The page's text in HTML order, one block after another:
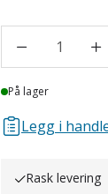
1
Lager
På lager
Legg i
Rask levering